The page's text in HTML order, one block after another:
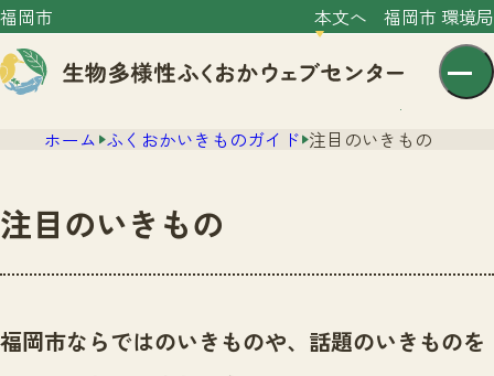
福岡市 本文へ 福岡市 環境局
センター紹介
センター紹介TOP
ニュース
ホーム ふくおかいきものガイド 注目のいきもの
注目のいきもの
福岡市ならではのいきものや、話題のいきものを